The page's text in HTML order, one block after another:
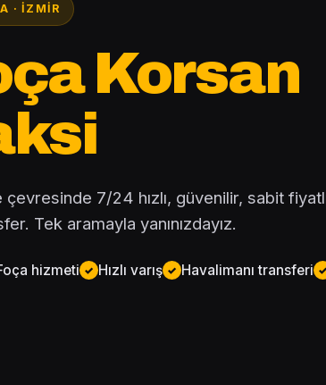
· İZMIR
Korsan
çevresinde 7/24 hızlı, güvenilir, sabit
Tek aramayla yanınızdayız.
hizmeti Hızlı varış Havalimanı transferi